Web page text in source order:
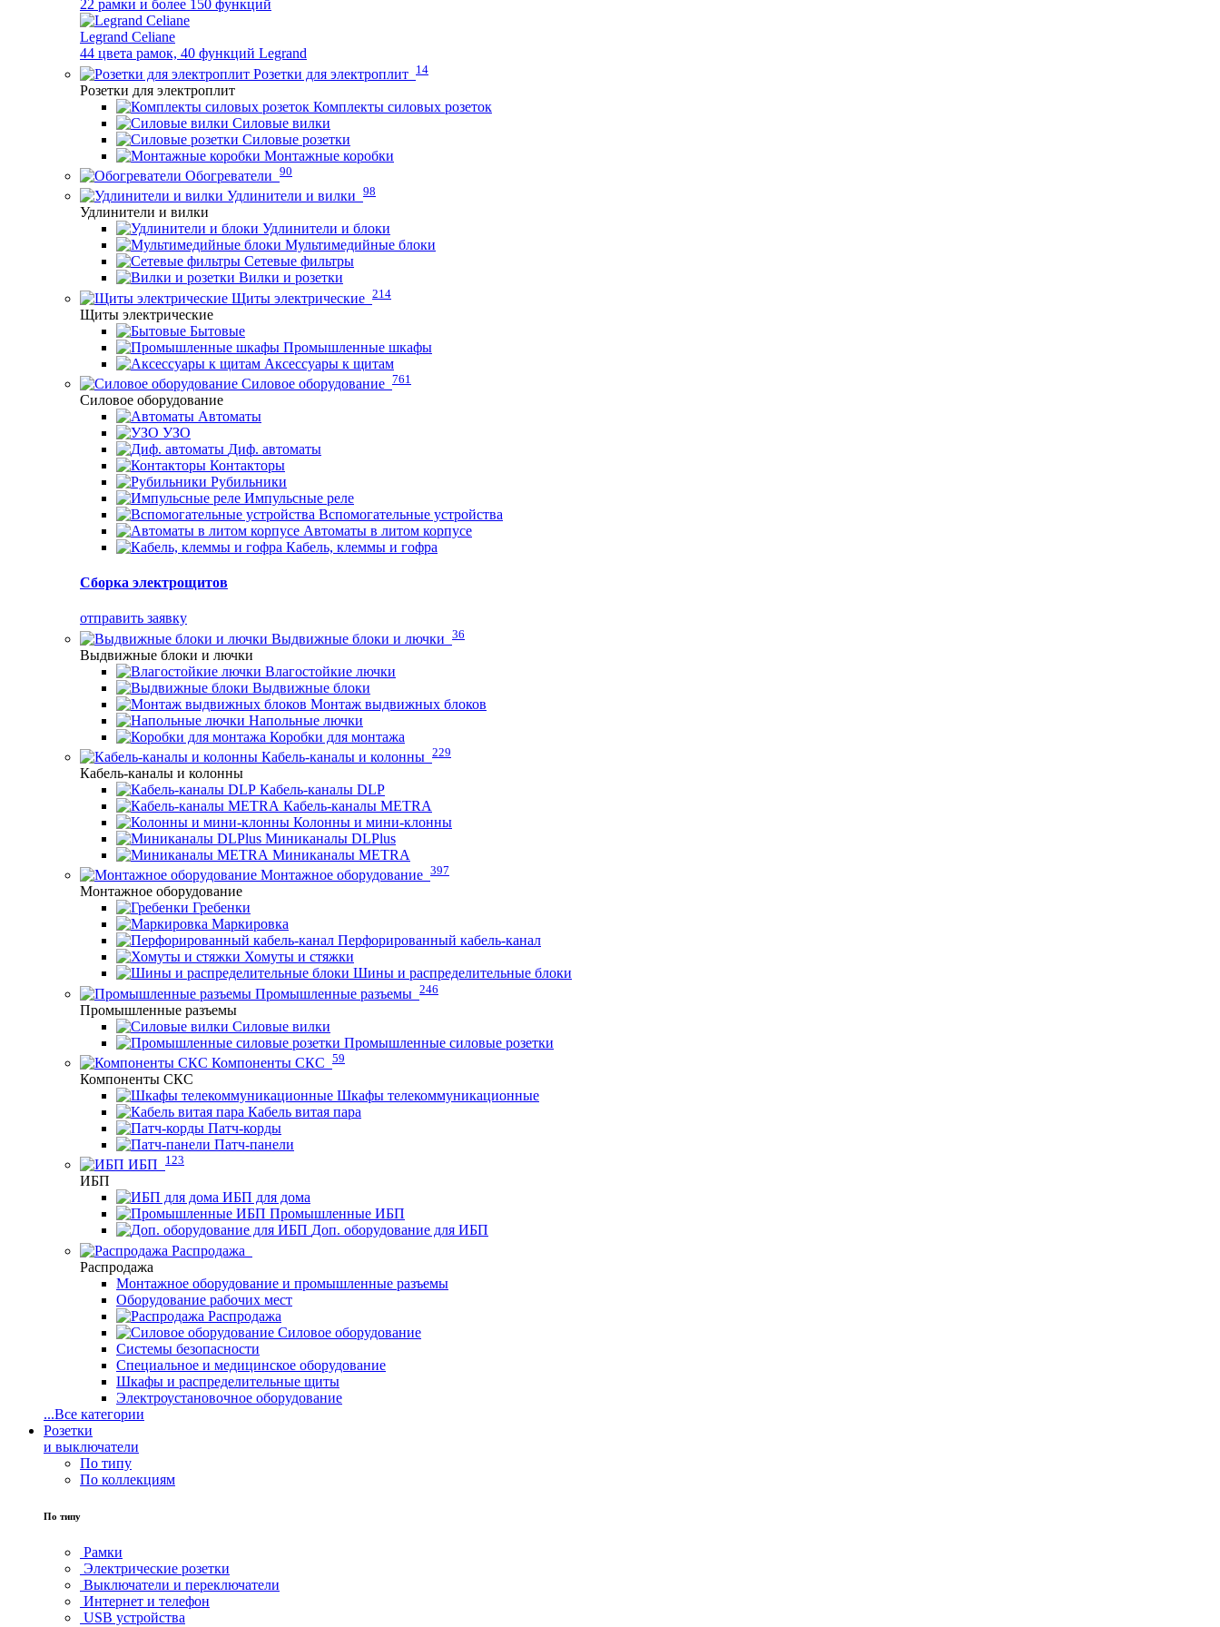
22 рамки и более 150 функций
Legrand Celiane
44 цвета рамок, 40 функций Legrand
Розетки для электроплит 14
Розетки для электроплит
Комплекты силовых розеток
Силовые вилки
Силовые розетки
Монтажные коробки
Обогреватели 90
Удлинители и вилки 98
Удлинители и вилки
Удлинители и блоки
Мультимедийные блоки
Сетевые фильтры
Вилки и розетки
Щиты электрические 214
Щиты электрические
Бытовые
Промышленные шкафы
Аксессуары к щитам
Силовое оборудование 761
Силовое оборудование
Автоматы
УЗО
Диф. автоматы
Контакторы
Рубильники
Импульсные реле
Вспомогательные устройства
Автоматы в литом корпусе
Кабель, клеммы и гофра
Сборка электрощитов
отправить заявку
Выдвижные блоки и лючки 36
Выдвижные блоки и лючки
Влагостойкие лючки
Выдвижные блоки
Монтаж выдвижных блоков
Напольные лючки
Коробки для монтажа
Кабель-каналы и колонны 229
Кабель-каналы и колонны
Кабель-каналы DLP
Кабель-каналы METRA
Колонны и мини-клонны
Миниканалы DLPlus
Миниканалы METRA
Монтажное оборудование 397
Монтажное оборудование
Гребенки
Маркировка
Перфорированный кабель-канал
Хомуты и стяжки
Шины и распределительные блоки
Промышленные разъемы 246
Промышленные разъемы
Силовые вилки
Промышленные силовые розетки
Компоненты СКС 59
Компоненты СКС
Шкафы телекоммуникационные
Кабель витая пара
Патч-корды
Патч-панели
ИБП
123
ИБП
ИБП для дома
Промышленные ИБП
Доп. оборудование для ИБП
Распродажа
Распродажа
Монтажное оборудование и промышленные разъемы
Оборудование рабочих мест
Распродажа
Силовое оборудование
Системы безопасности
Специальное и медицинское оборудование
Шкафы и распределительные щиты
Электроустановочное оборудование
...Все категории
Розетки
и выключатели
По типу
По коллекциям
По типу
Рамки
Электрические розетки
Выключатели и переключатели
Интернет и телефон
USB устройства